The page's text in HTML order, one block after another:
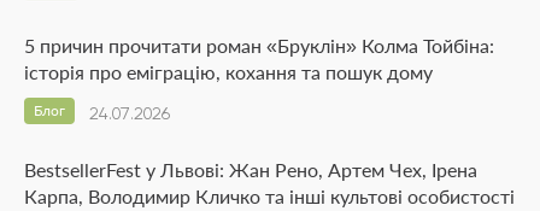
5 причин прочитати роман «Бруклін» Колма Тойбіна:
історія про еміграцію, кохання та пошук дому
24.07.2026
Блог
BestsellerFest у Львові: Жан Рено, Артем Чех, Ірена
Карпа, Володимир Кличко та інші культові особистості